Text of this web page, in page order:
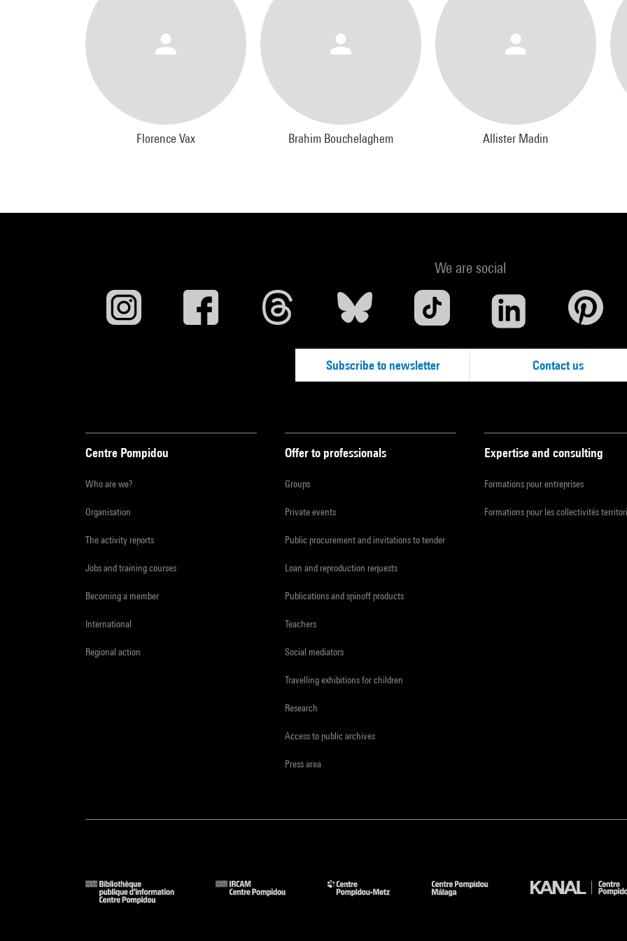
Florence Vax Brahim Bouchelaghem Allister Madin
We are social
Subscribe to newsletter Contact us
Centre Pompidou
Who are we?
Organisation
The activity reports
Jobs and training courses
Becoming a member
International
Regional action
Offer to professionals
Groups
Private events
Public procurement and invitations to tender
Loan and reproduction requests
Publications and spinoff products
Teachers
Social mediators
Travelling exhibitions for children
Research
Access to public archives
Press area
Expertise and consulting
Formations pour entreprises
Formations pour les collectivités